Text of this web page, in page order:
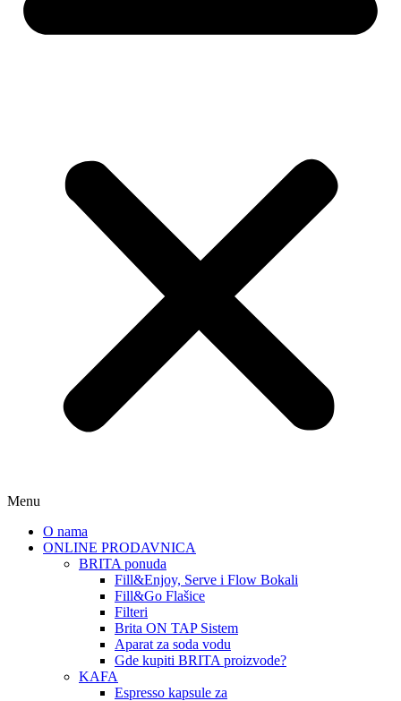
Menu
O nama
ONLINE PRODAVNICA
BRITA ponuda
Fill&Enjoy, Serve i Flow Bokali
Fill&Go Flašice
Filteri
Brita ON TAP Sistem
Aparat za soda vodu
Gde kupiti BRITA proizvode?
KAFA
Espresso kapsule za